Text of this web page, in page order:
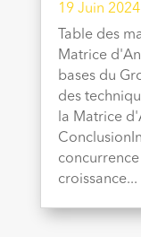
19 Juin 2024
Table des
Matrice
bases du
des
la Matrice
croissance...